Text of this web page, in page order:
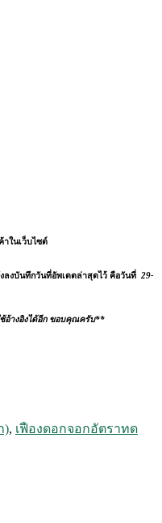
าในเว็บไซต์
ลงบันทึกวันที่อัพเดตล่าสุดไว้ คือวันที่ 29-
อ้างอิงได้อีก ขอบคุณครับ**
), เฟืองดอกจอกอัตราทด